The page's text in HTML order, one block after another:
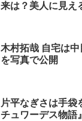
来は？美人に見え
木村拓哉 自宅は
を写真で公開
片平なぎさは手袋
チュワーデス物語